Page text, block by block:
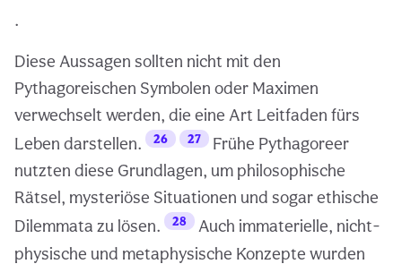
.
Diese Aussagen sollten nicht mit den
Pythagoreischen Symbolen oder Maximen
verwechselt werden, die eine Art Leitfaden fürs
Leben darstellen.
26 27
Frühe Pythagoreer
nutzten diese Grundlagen, um philosophische
Rätsel, mysteriöse Situationen und sogar ethische
Dilemmata zu lösen.
28
Auch immaterielle, nicht-
physische und metaphysische Konzepte wurden